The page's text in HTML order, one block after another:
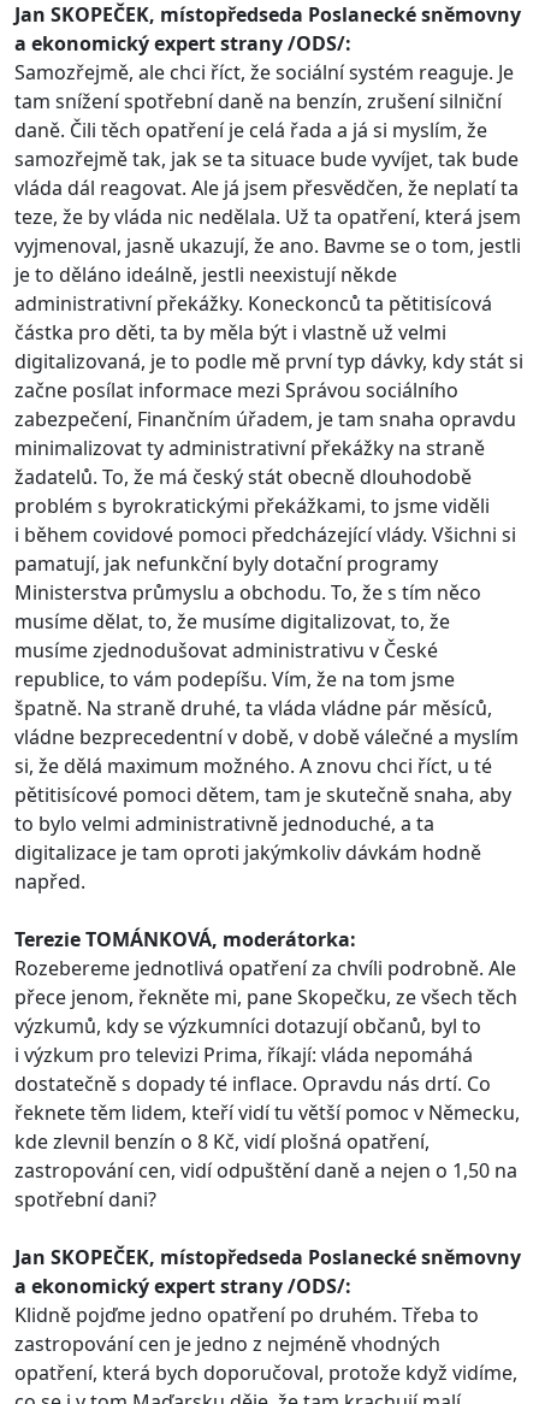
Jan SKOPEČEK, místopředseda Poslanecké sněmovny
a ekonomický expert strany /ODS/:
Samozřejmě, ale chci říct, že sociální systém reaguje. Je
tam snížení spotřební daně na benzín, zrušení silniční
daně. Čili těch opatření je celá řada a já si myslím, že
samozřejmě tak, jak se ta situace bude vyvíjet, tak bude
vláda dál reagovat. Ale já jsem přesvědčen, že neplatí ta
teze, že by vláda nic nedělala. Už ta opatření, která jsem
vyjmenoval, jasně ukazují, že ano. Bavme se o tom, jestli
je to děláno ideálně, jestli neexistují někde
administrativní překážky. Koneckonců ta pětitisícová
částka pro děti, ta by měla být i vlastně už velmi
digitalizovaná, je to podle mě první typ dávky, kdy stát si
začne posílat informace mezi Správou sociálního
zabezpečení, Finančním úřadem, je tam snaha opravdu
minimalizovat ty administrativní překážky na straně
žadatelů. To, že má český stát obecně dlouhodobě
problém s byrokratickými překážkami, to jsme viděli
i během covidové pomoci předcházející vlády. Všichni si
pamatují, jak nefunkční byly dotační programy
Ministerstva průmyslu a obchodu. To, že s tím něco
musíme dělat, to, že musíme digitalizovat, to, že
musíme zjednodušovat administrativu v České
republice, to vám podepíšu. Vím, že na tom jsme
špatně. Na straně druhé, ta vláda vládne pár měsíců,
vládne bezprecedentní v době, v době válečné a myslím
si, že dělá maximum možného. A znovu chci říct, u té
pětitisícové pomoci dětem, tam je skutečně snaha, aby
to bylo velmi administrativně jednoduché, a ta
digitalizace je tam oproti jakýmkoliv dávkám hodně
napřed.
Terezie TOMÁNKOVÁ, moderátorka:
Rozebereme jednotlivá opatření za chvíli podrobně. Ale
přece jenom, řekněte mi, pane Skopečku, ze všech těch
výzkumů, kdy se výzkumníci dotazují občanů, byl to
i výzkum pro televizi Prima, říkají: vláda nepomáhá
dostatečně s dopady té inflace. Opravdu nás drtí. Co
řeknete těm lidem, kteří vidí tu větší pomoc v Německu,
kde zlevnil benzín o 8 Kč, vidí plošná opatření,
zastropování cen, vidí odpuštění daně a nejen o 1,50 na
spotřební dani?
Jan SKOPEČEK, místopředseda Poslanecké sněmovny
a ekonomický expert strany /ODS/:
Klidně pojďme jedno opatření po druhém. Třeba to
zastropování cen je jedno z nejméně vhodných
opatření, která bych doporučoval, protože když vidíme,